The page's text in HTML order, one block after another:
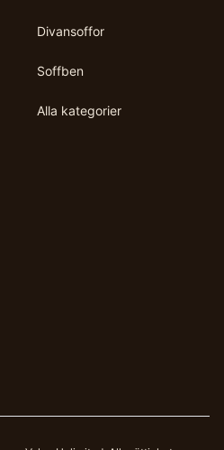
Divansoffor
Soffben
Alla kategorier